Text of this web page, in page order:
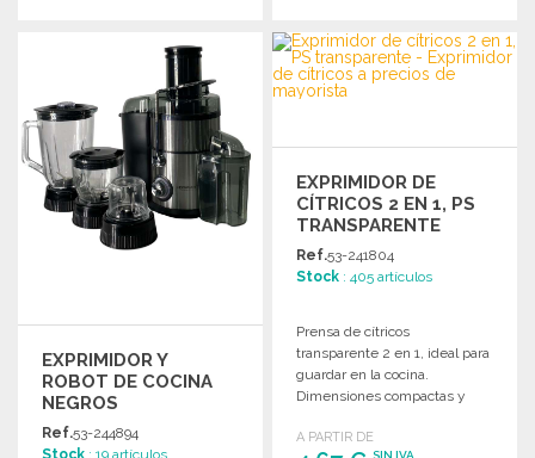
Solicitar un presupuesto
PEDIR
Solicitar un presupuesto
EXPRIMIDOR Y
ROBOT DE COCINA
NEGROS
Ref.53-244894
Stock : 19 artículos
EXPRIMIDOR DE
CÍTRICOS 2 EN 1, PS
TRANSPARENTE
Ref.53-241804
Stock : 405 artículos
Prensa de cítricos
transparente 2 en 1, ideal para
guardar en la cocina.
Dimensiones compactas y
al por mayor.
A PARTIR DE
SIN IVA